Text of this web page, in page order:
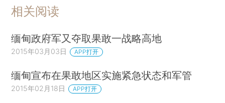
相关阅读
缅甸政府军又夺取果敢一战略高地
2015年03月03日 APP打开
缅甸宣布在果敢地区实施紧急状态和军管
2015年02月18日 APP打开